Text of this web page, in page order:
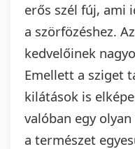
erős szél fúj, ami
a szörfözéshez.
kedvelőinek
Emellett a sziget
kilátások is
valóban egy
a természet